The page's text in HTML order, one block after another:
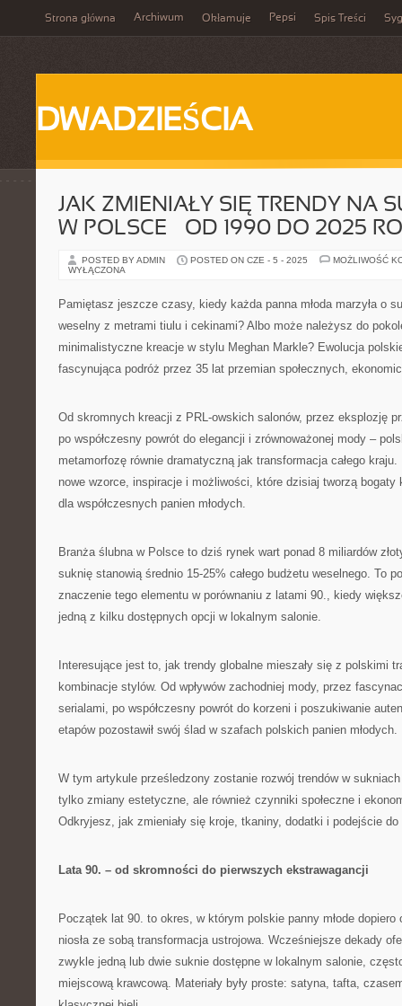
Strona główna Archiwum Okłamuje Pepsi Spis Treści
DWADZIEŚCIA
JAK ZMIENIAŁY SIĘ TRENDY NA
W POLSCE – OD 1990 DO 2025
POSTED BY ADMIN POSTED ON CZE - 5 - 2025
MOŻLIWOŚĆ
WYŁĄCZONA
Pamiętasz jeszcze czasy, kiedy każda panna młoda marzyła o
weselny z metrami tiulu i cekinami? Albo może należysz do
minimalistyczne kreacje w stylu Meghan Markle? Ewolucja
fascynująca podróż przez 35 lat przemian społecznych,
Od skromnych kreacji z PRL-owskich salonów, przez eksplozję
po współczesny powrót do elegancji i zrównoważonej mody –
metamorfozę równie dramatyczną jak transformacja całego kraju.
nowe wzorce, inspiracje i możliwości, które dzisiaj tworzą bogaty
dla współczesnych panien młodych.
Branża ślubna w Polsce to dziś rynek wart ponad 8 miliardów
suknię stanowią średnio 15-25% całego budżetu weselnego. To
znaczenie tego elementu w porównaniu z latami 90., kiedy
jedną z kilku dostępnych opcji w lokalnym salonie.
Interesujące jest to, jak trendy globalne mieszały się z polskimi
kombinacje stylów. Od wpływów zachodniej mody, przez
serialami, po współczesny powrót do korzeni i poszukiwanie
etapów pozostawił swój ślad w szafach polskich panien młodych.
W tym artykule prześledzony zostanie rozwój trendów w
tylko zmiany estetyczne, ale również czynniki społeczne i
Odkryjesz, jak zmieniały się kroje, tkaniny, dodatki i podejście
Lata 90. – od skromności do pierwszych ekstrawagancji
Początek lat 90. to okres, w którym polskie panny młode dopiero
niosła ze sobą transformacja ustrojowa. Wcześniejsze dekady
zwykle jedną lub dwie suknie dostępne w lokalnym salonie,
miejscową krawcową. Materiały były proste: satyna, tafta,